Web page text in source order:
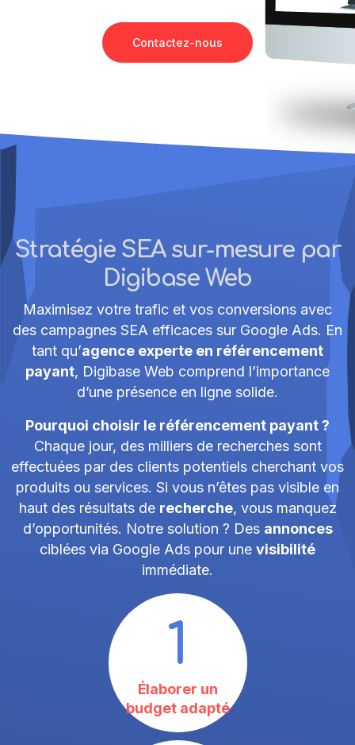
Contactez-nous
Stratégie SEA sur-mesure par
Digibase Web
Maximisez votre trafic et vos conversions avec
des campagnes SEA efficaces sur Google Ads. En
tant qu’agence experte en référencement
payant, Digibase Web comprend l’importance
d’une présence en ligne solide.
Pourquoi choisir le référencement payant ?
Chaque jour, des milliers de recherches sont
effectuées par des clients potentiels cherchant vos
produits ou services. Si vous n’êtes pas visible en
haut des résultats de recherche, vous manquez
d’opportunités. Notre solution ? Des annonces
ciblées via Google Ads pour une visibilité
immédiate.
1
Élaborer un
budget adapté